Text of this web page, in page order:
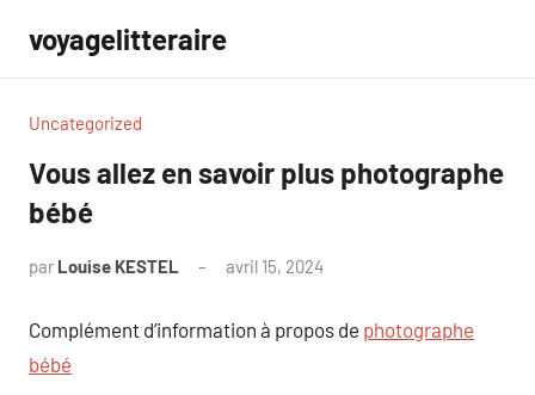
contenu
voyagelitteraire
Uncategorized
Vous allez en savoir plus photographe
bébé
par Louise KESTEL avril 15, 2024
Complément d’information à propos de photographe
bébé